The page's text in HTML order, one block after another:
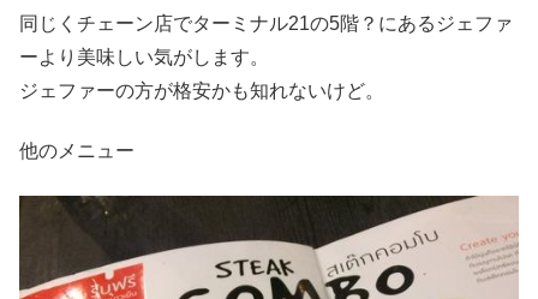
同じくチェーン店でターミナル21の5階？にあるジェファ
ーより美味しい気がします。
ジェファーの方が格安かも知れないけど。
他のメニュー